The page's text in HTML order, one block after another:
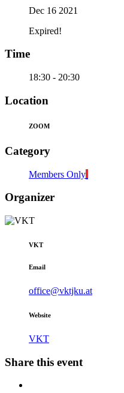
Dec 16 2021
Expired!
Time
18:30 - 20:30
Location
ZOOM
Category
Members Only
Organizer
VKT
Email
office@vktjku.at
Website
VKT
Share this event